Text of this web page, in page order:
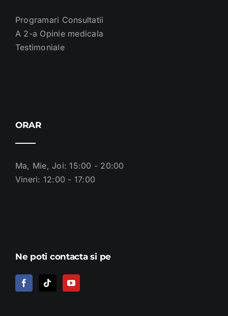
Programari Consultatii
A 2-a Opinie medicala
Testimoniale
ORAR
Ma, Mie, Joi: 15:00 - 20:00
Vineri: 12:00 - 17:00
Ne poti contacta si pe